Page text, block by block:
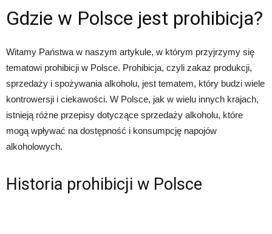
Gdzie w Polsce jest prohibicja?
Witamy Państwa w naszym artykule, w którym przyjrzymy się
tematowi prohibicji w Polsce. Prohibicja, czyli zakaz produkcji,
sprzedaży i spożywania alkoholu, jest tematem, który budzi wiele
kontrowersji i ciekawości. W Polsce, jak w wielu innych krajach,
istnieją różne przepisy dotyczące sprzedaży alkoholu, które
mogą wpływać na dostępność i konsumpcję napojów
alkoholowych.
Historia prohibicji w Polsce